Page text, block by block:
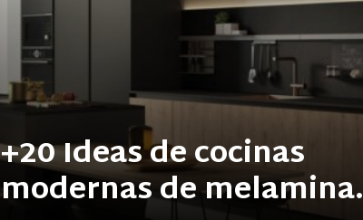
+20 Ideas de cocinas
modernas de melamina.